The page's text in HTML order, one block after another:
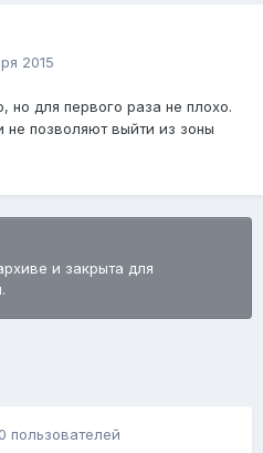
2015
но для первого раза не плохо.
позволяют выйти из зоны
и закрыта для
0 пользователей